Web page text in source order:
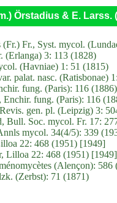
Örstadius & E. Larss.
(Fr.) Fr., Syst. mycol.
(Erlanga) 3: 113 (1828)
(Havniae) 1: 51 (1815)
palat. nasc. (Ratisbonae)
fung. (Paris): 116 (1886)
fung. (Paris): 116
gen. pl. (Leipzig) 3:
Bull. Soc. mycol. Fr. 17:
mycol. 34(4/5): 339
22: 468 (1951) [1949]
Lilloa 22: 468 (1951) [1949]
(Alençon): 586
(Zerbst): 71 (1871)